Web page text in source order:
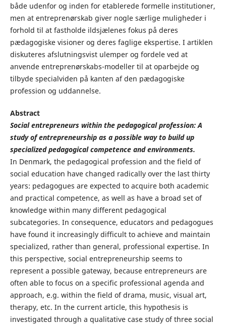
både udenfor og inden for etablerede formelle institutioner,
men at entreprenørskab giver nogle særlige muligheder i
forhold til at fastholde ildsjælenes fokus på deres
pædagogiske visioner og deres faglige ekspertise. I artiklen
diskuteres afslutningsvist ulemper og fordele ved at
anvende entreprenørskabs-modeller til at oparbejde og
tilbyde specialviden på kanten af den pædagogiske
profession og uddannelse.
Abstract
Social entrepreneurs within the pedagogical profession: A
study of entrepreneurship as a possible way to build up
specialized pedagogical competence and environments.
In Denmark, the pedagogical profession and the field of
social education have changed radically over the last thirty
years: pedagogues are expected to acquire both academic
and practical competence, as well as have a broad set of
knowledge within many different pedagogical
subcategories. In consequence, educators and pedagogues
have found it increasingly difficult to achieve and maintain
specialized, rather than general, professional expertise. In
this perspective, social entrepreneurship seems to
represent a possible gateway, because entrepreneurs are
often able to focus on a specific professional agenda and
approach, e.g. within the field of drama, music, visual art,
therapy, etc. In the current article, this hypothesis is
investigated through a qualitative case study of three social